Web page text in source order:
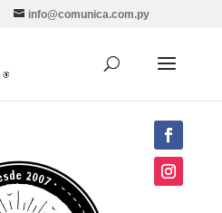
info@comunica.com.py